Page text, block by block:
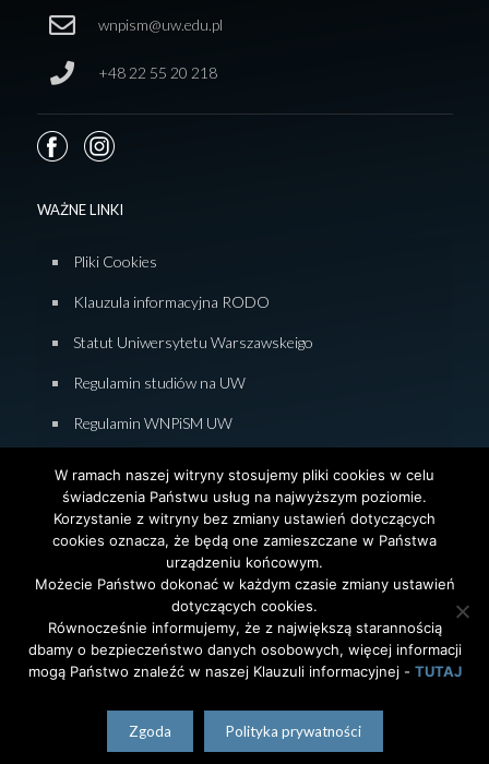
wnpism@uw.edu.pl
+48 22 55 20 218
WAŻNE LINKI
Pliki Cookies
Klauzula informacyjna RODO
Statut Uniwersytetu Warszawskeigo
Regulamin studiów na UW
Regulamin WNPiSM UW
Deklaracja dostępności WNPiSM
© 2026 Wydział Nauk Politycznych i Studiów
Międzynarodowych. Uniwersytet Warszawski. All Rights
Reserved. Projekt i realizacja stronyAgencjaInterAktywni
W ramach naszej witryny stosujemy pliki cookies w celu
świadczenia Państwu usług na najwyższym poziomie.
Korzystanie z witryny bez zmiany ustawień dotyczących
cookies oznacza, że będą one zamieszczane w Państwa
urządzeniu końcowym.
Możecie Państwo dokonać w każdym czasie zmiany ustawień
dotyczących cookies.
Równocześnie informujemy, że z największą starannością
dbamy o bezpieczeństwo danych osobowych, więcej informacji
mogą Państwo znaleźć w naszej Klauzuli informacyjnej - TUTAJ
Zgoda Polityka prywatności